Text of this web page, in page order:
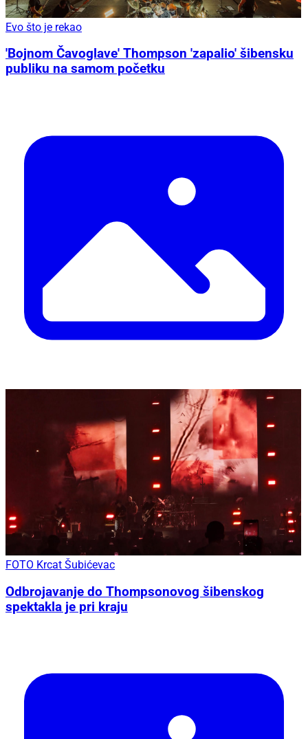
Evo što je rekao
'Bojnom Čavoglave' Thompson 'zapalio' šibensku
publiku na samom početku
FOTO Krcat Šubićevac
Odbrojavanje do Thompsonovog šibenskog
spektakla je pri kraju